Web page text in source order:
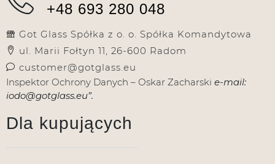
+48 693 280 048
Got Glass Spółka z o. o. Spółka Komandytowa
ul. Marii Fołtyn 11, 26-600 Radom
customer@gotglass.eu
Inspektor Ochrony Danych – Oskar Zacharski e-mail:
iodo@gotglass.eu”.
Dla kupujących